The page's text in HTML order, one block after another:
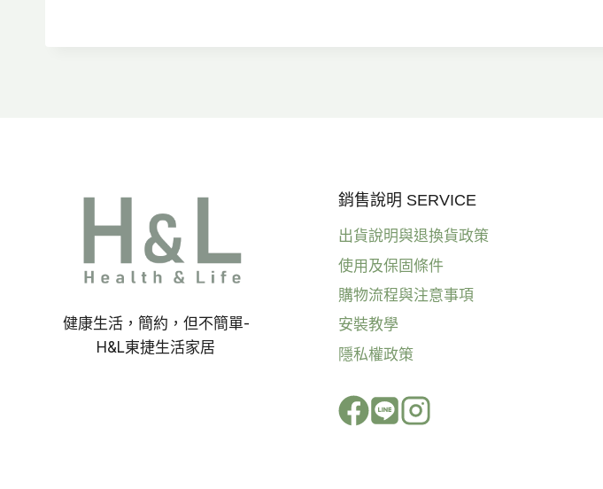
健康生活，簡約，但不簡單-
H&L東捷生活家居
銷售說明 SERVICE
出貨說明與退換貨政策
使用及保固條件
購物流程與注意事項
安裝教學
隱私權政策